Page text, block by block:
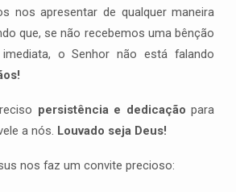
nos apresentar de qualquer maneira
que, se não recebemos uma bênção
o Senhor não está falando
persistência e dedicação para
a nós. Louvado seja Deus!
nos faz um convite precioso: